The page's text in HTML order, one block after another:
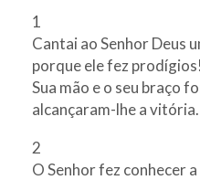
1
Cantai ao Senhor Deus
porque ele fez prodígios!
Sua mão e o seu braço
alcançaram-lhe a vitória.
2
O Senhor fez conhecer